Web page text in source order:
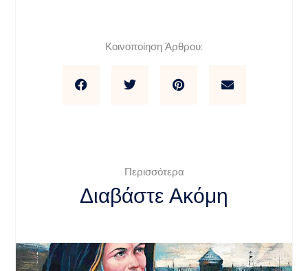
Κοινοποίηση Άρθρου:
Περισσότερα
Διαβάστε Ακόμη